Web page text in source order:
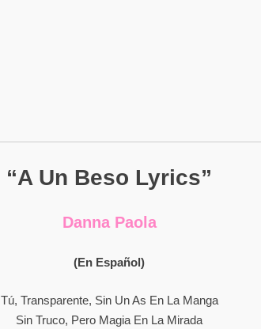
“A Un Beso Lyrics”
Danna Paola
(En Español)
Tú, Transparente, Sin Un As En La Manga
Sin Truco, Pero Magia En La Mirada